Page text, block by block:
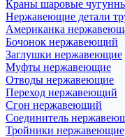
Краны шаровые
Нержавеющие детали
Американка
Бочонок нержавеющий
Заглушки нержавеющие
Муфты нержавеющие
Отводы нержавеющие
Переход нержавеющий
Сгон нержавеющий
Соединитель
Тройники нержавеющие